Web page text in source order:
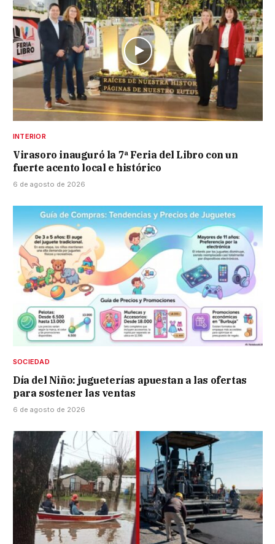
INTERIOR
Virasoro inauguró la 7ª Feria del Libro con un
fuerte acento local e histórico
6 de agosto de 2026
SOCIEDAD
Día del Niño: jugueterías apuestan a las ofertas
para sostener las ventas
6 de agosto de 2026